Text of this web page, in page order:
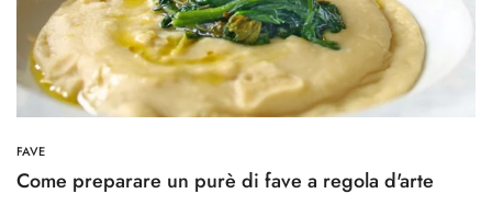
FAVE
Come preparare un purè di fave a regola d'arte